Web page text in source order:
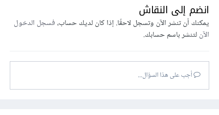
انضم إلى النقاش
يمكنك أن تنشر الآن وتسجل لاحقًا. إذا كان لديك حساب،فسجل الدخول
الآنلتنشر باسم حسابك.
أجب على هذا السؤال...